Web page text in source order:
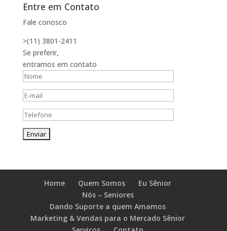
Entre em Contato
Fale conosco
>(11) 3801-2411
Se preferir,
entramos em contato
Home Quem Somos
Eu Sênior
Nós – Seniores
Dando Suporte a quem Amamos
Marketing & Vendas para o Mercado Sênior